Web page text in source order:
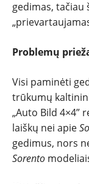
gedimas, tačiau
Problemų
Visi paminėti
trūkumų
„Auto Bild 4×4”
laiškų nei apie
gedimus, nors
Sorento